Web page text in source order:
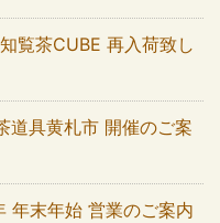
覧茶CUBE 再入荷致し
道具黄札市 開催のご案
年末年始 営業のご案内